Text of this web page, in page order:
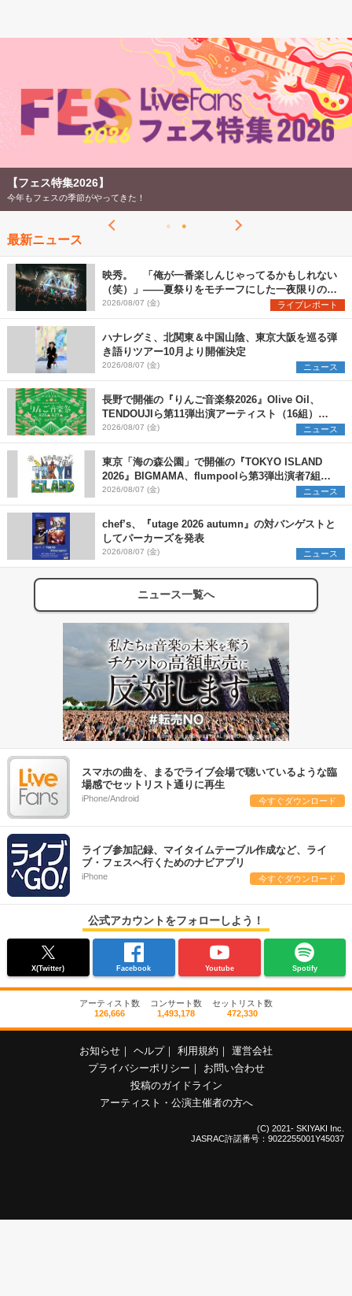
【フェス特集2026】
今年もフェスの季節がやってきた！
最新ニュース
映秀。 「俺が一番楽しんじゃってるかもしれない
（笑）」――夏祭りをモチーフにした一夜限りのス
ペシャルライブ『色祭』レポート
2026/08/07 (金) ライブレポート
ハナレグミ、北関東＆中国山陰、東京大阪を巡る弾
き語りツアー10月より開催決定
2026/08/07 (金) ニュース
長野で開催の『りんご音楽祭2026』Olive Oil、
TENDOUJIら第11弾出演アーティスト（16組）を
発表
2026/08/07 (金) ニュース
東京「海の森公園」で開催の『TOKYO ISLAND
2026』BIGMAMA、flumpoolら第3弾出演者7組を
発表 ワークショップ・アート出展者を募集
2026/08/07 (金) ニュース
chef’s、『utage 2026 autumn』の対バンゲストと
してパーカーズを発表
2026/08/07 (金) ニュース
ニュース一覧へ
スマホの曲を、まるでライブ会場で聴いているような臨
場感でセットリスト通りに再生
iPhone/Android 今すぐダウンロード
ライブ参加記録、マイタイムテーブル作成など、ライ
ブ・フェスへ行くためのナビアプリ
iPhone 今すぐダウンロード
公式アカウントをフォローしよう！
X(Twitter) Facebook Youtube Spotify
アーティスト数
126,666
コンサート数
1,493,178
セットリスト数
472,330
お知らせ ｜ ヘルプ｜ 利用規約 ｜ 運営会社
プライバシーポリシー ｜
お問い合わせ
投稿のガイドライン
アーティスト・公演主催者の方へ
(C) 2021- SKIYAKI Inc.
JASRAC許諾番号：9022255001Y45037